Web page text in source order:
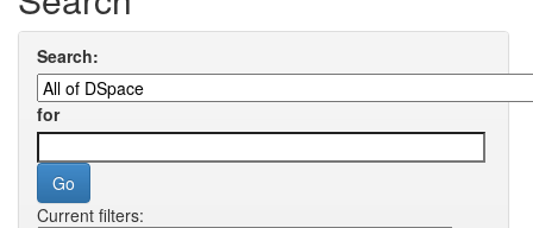
Search:
for
Current filters: